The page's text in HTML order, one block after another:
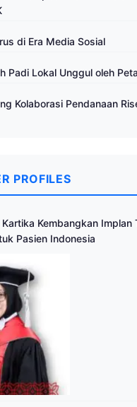
di Era Media Sosial
Padi Lokal Unggul oleh
Kolaborasi Pendanaan
PROFILES
Kembangkan Implan
Pasien Indonesia